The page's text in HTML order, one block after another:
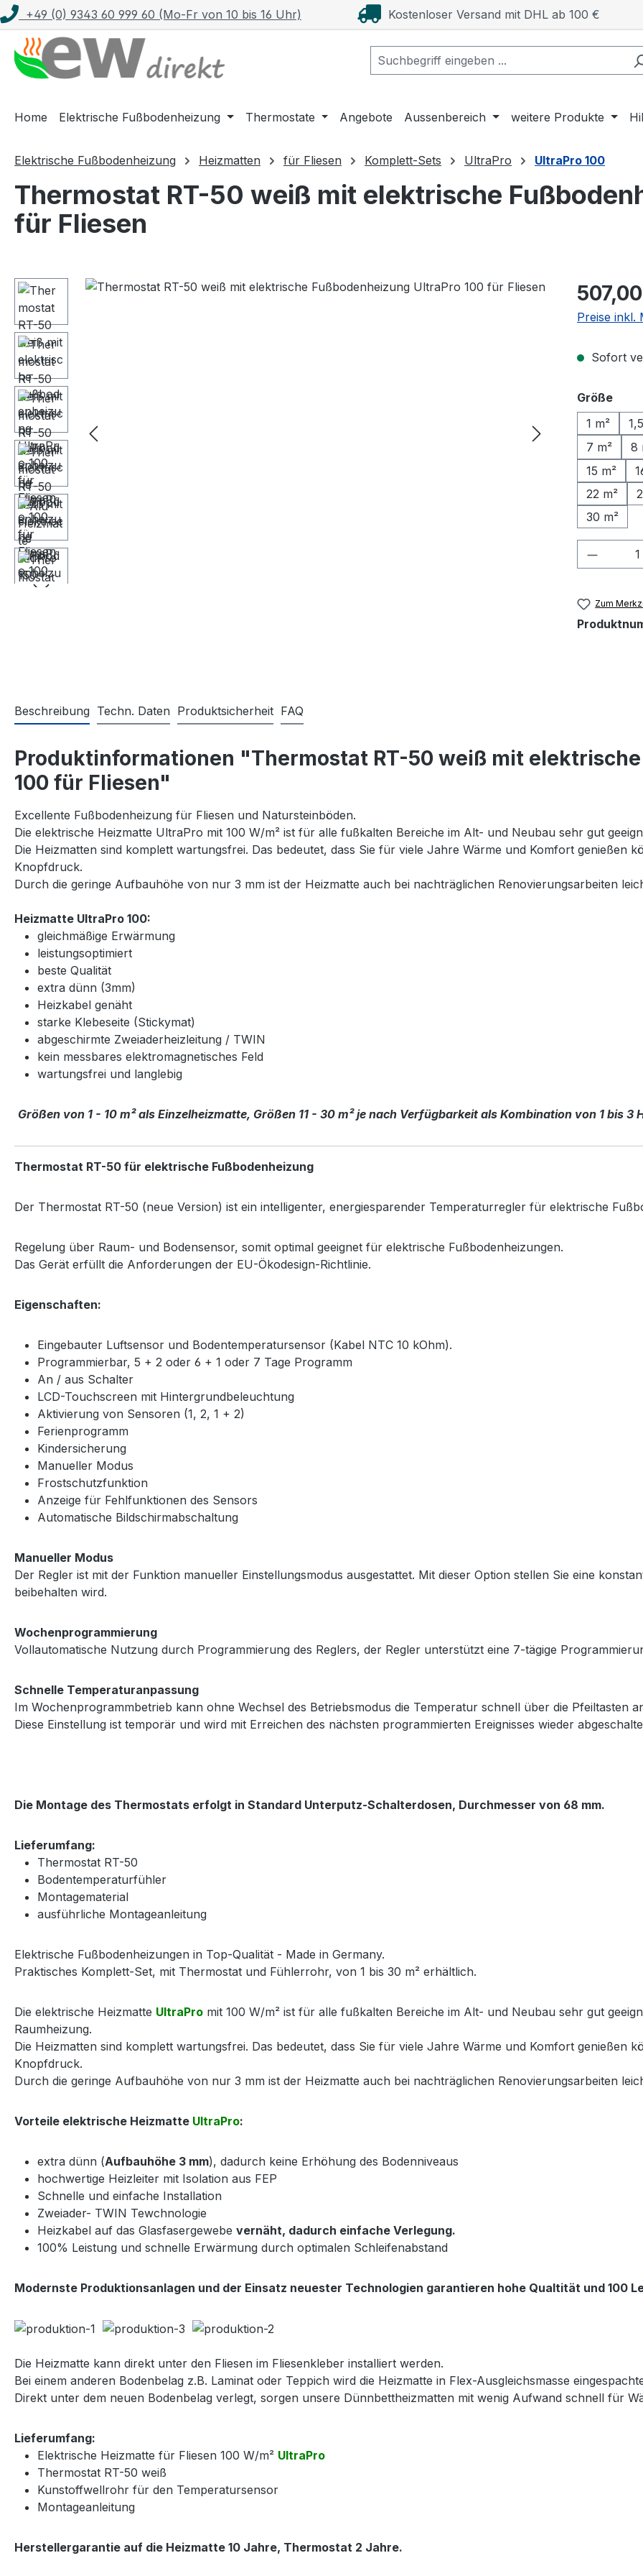
Hauptinhalt springen
Zur Suche springen
Zur Hauptnavigation springen
+49 (0) 9343 60 999 60 (Mo-Fr von 10 bis 16 Uhr) Kostenloser Versand mit DHL ab 100 €
Home Elektrische Fußbodenheizung Thermostate Angebote Aussenbereich weitere Produkte
Elektrische Fußbodenheizung Heizmatten für Fliesen Komplett-Sets UltraPro UltraPro 100
Thermostat RT-50 weiß mit elektrische
für Fliesen
Bildergalerie überspringen Regulärer
Preise inkl.
Sofort
Größe
1 m²
7 m²
8
15 m²
22 m²
30 m²
Zum
Beschreibung Techn. Daten Produktsicherheit FAQ
Produktinformationen "Thermostat RT-50 weiß mit
100 für Fliesen"
Excellente Fußbodenheizung für Fliesen und Natursteinböden.
Die elektrische Heizmatte UltraPro mit 100 W/m² ist für alle fußkalten Bereiche im Alt- und Neubau sehr gut
Die Heizmatten sind komplett wartungsfrei. Das bedeutet, dass Sie für viele Jahre Wärme und Komfort genießen
Knopfdruck.
Durch die geringe Aufbauhöhe von nur 3 mm ist der Heizmatte auch bei nachträglichen Renovierungsarbeiten
Heizmatte UltraPro 100:
gleichmäßige Erwärmung
leistungsoptimiert
beste Qualität
extra dünn (3mm)
Heizkabel genäht
starke Klebeseite (Stickymat)
abgeschirmte Zweiaderheizleitung / TWIN
kein messbares elektromagnetisches Feld
wartungsfrei und langlebig
Größen von 1 - 10 m² als Einzelheizmatte, Größen 11 - 30 m² je nach Verfügbarkeit als Kombination von 1 bis 3
Thermostat RT-50 für elektrische Fußbodenheizung
Der Thermostat RT-50 (neue Version) ist ein intelligenter, energiesparender Temperaturregler für elektrische
Regelung über Raum- und Bodensensor, somit optimal geeignet für elektrische Fußbodenheizungen.
Das Gerät erfüllt die Anforderungen der EU-Ökodesign-Richtlinie.
Eigenschaften:
Eingebauter Luftsensor und Bodentemperatursensor (Kabel NTC 10 kOhm).
Programmierbar, 5 + 2 oder 6 + 1 oder 7 Tage Programm
An / aus Schalter
LCD-Touchscreen mit Hintergrundbeleuchtung
Aktivierung von Sensoren (1, 2, 1 + 2)
Ferienprogramm
Kindersicherung
Manueller Modus
Frostschutzfunktion
Anzeige für Fehlfunktionen des Sensors
Automatische Bildschirmabschaltung
Manueller Modus
Der Regler ist mit der Funktion manueller Einstellungsmodus ausgestattet. Mit dieser Option stellen Sie eine
beibehalten wird.
Wochenprogrammierung
Vollautomatische Nutzung durch Programmierung des Reglers, der Regler unterstützt eine 7-tägige
Schnelle Temperaturanpassung
Im Wochenprogrammbetrieb kann ohne Wechsel des Betriebsmodus die Temperatur schnell über die Pfeiltasten
Diese Einstellung ist temporär und wird mit Erreichen des nächsten programmierten Ereignisses wieder
Die Montage des Thermostats erfolgt in Standard Unterputz-Schalterdosen, Durchmesser von 68 mm.
Lieferumfang:
Thermostat RT-50
Bodentemperaturfühler
Montagematerial
ausführliche Montageanleitung
Elektrische Fußbodenheizungen in Top-Qualität - Made in Germany.
Praktisches Komplett-Set, mit Thermostat und Fühlerrohr, von 1 bis 30 m² erhältlich.
Die elektrische Heizmatte UltraPro mit 100 W/m² ist für alle fußkalten Bereiche im Alt- und Neubau sehr gut
Raumheizung.
Die Heizmatten sind komplett wartungsfrei. Das bedeutet, dass Sie für viele Jahre Wärme und Komfort genießen
Knopfdruck.
Durch die geringe Aufbauhöhe von nur 3 mm ist der Heizmatte auch bei nachträglichen Renovierungsarbeiten
Vorteile elektrische Heizmatte UltraPro:
extra dünn (Aufbauhöhe 3 mm), dadurch keine Erhöhung des Bodenniveaus
hochwertige Heizleiter mit Isolation aus FEP
Schnelle und einfache Installation
Zweiader- TWIN Tewchnologie
Heizkabel auf das Glasfasergewebe vernäht, dadurch einfache Verlegung.
100% Leistung und schnelle Erwärmung durch optimalen Schleifenabstand
Modernste Produktionsanlagen und der Einsatz neuester Technologien garantieren hohe Qualtität und 100
Die Heizmatte kann direkt unter den Fliesen im Fliesenkleber installiert werden.
Bei einem anderen Bodenbelag z.B. Laminat oder Teppich wird die Heizmatte in Flex-Ausgleichsmasse
Direkt unter dem neuen Bodenbelag verlegt, sorgen unsere Dünnbettheizmatten mit wenig Aufwand schnell für
Lieferumfang:
Elektrische Heizmatte für Fliesen 100 W/m² UltraPro
Thermostat RT-50 weiß
Kunstoffwellrohr für den Temperatursensor
Montageanleitung
Herstellergarantie auf die Heizmatte 10 Jahre, Thermostat 2 Jahre.